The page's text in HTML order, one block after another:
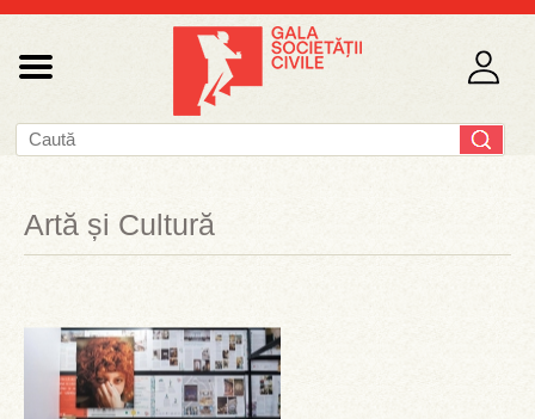
Artă și Cultură